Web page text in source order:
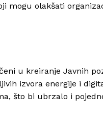
mogu olakšati
u kreiranje Javnih
izvora energije i
što bi ubrzalo i